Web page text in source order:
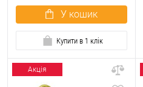
У кошик
Купити в 1 клік
Акція